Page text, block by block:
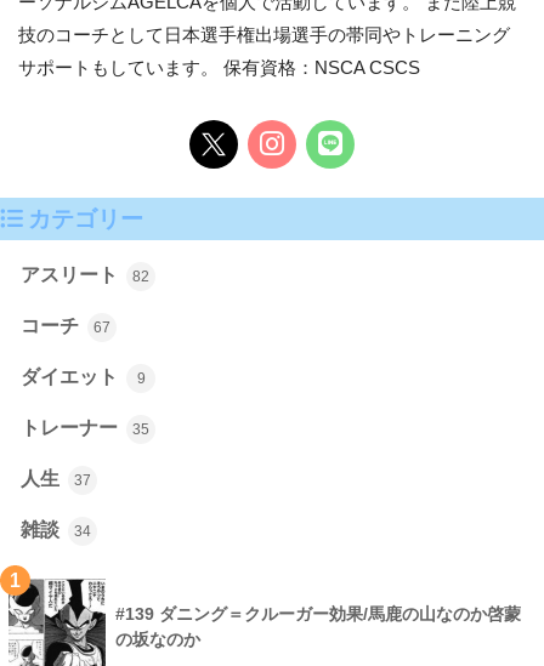
技のコーチとして日本選手権出場選手の帯同やトレーニング
サポートもしています。 保有資格：NSCA CSCS
カテゴリー
アスリート 82
コーチ 67
ダイエット 9
トレーナー 35
人生 37
雑談 34
1
#139 ダニング＝クルーガー効果/馬鹿の山なのか啓蒙
の坂なのか